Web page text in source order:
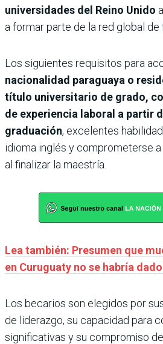
universidades del Reino Unido
a formar parte de la red global de
Los siguientes requisitos para
nacionalidad paraguaya o
título universitario de grado,
de experiencia laboral a partir
graduación, excelentes
idioma inglés y comprometerse
al finalizar la maestría.
Lea también: Presumen que
en Curuguaty no se habría
Los becarios son elegidos por
de liderazgo, su capacidad para
significativas y su compromiso